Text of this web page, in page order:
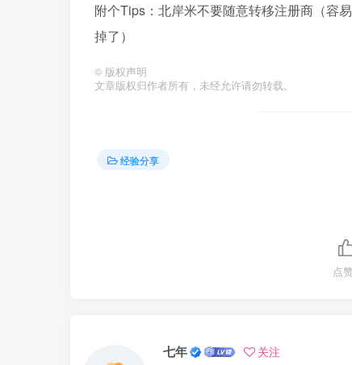
附个Tips：北岸米不要随意转移注册商（容
掉了）
© 版权声明
文章版权归作者所有，未经允许请勿转载。
经验分享
点
七年 关注